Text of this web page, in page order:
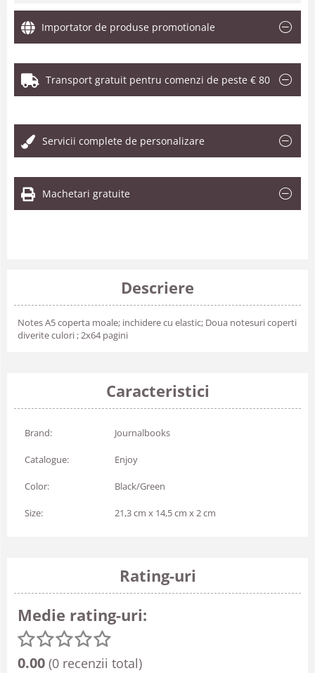
Importator de produse promotionale
Transport gratuit pentru comenzi de peste € 80
Servicii complete de personalizare
Machetari gratuite
Descriere
Notes A5 coperta moale; inchidere cu elastic; Doua notesuri coperti
diverite culori ; 2x64 pagini
Caracteristici
Brand: Journalbooks
Catalogue: Enjoy
Color: Black/Green
Size: 21,3 cm x 14,5 cm x 2 cm
Rating-uri
Medie rating-uri:
0.00 (0 recenzii total)